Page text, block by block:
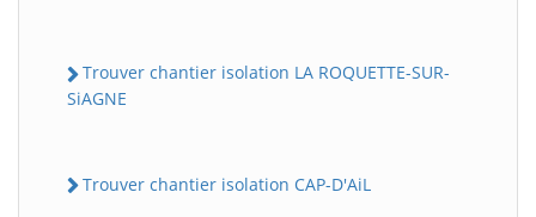
Trouver chantier isolation LA ROQUETTE-SUR-
SiAGNE
Trouver chantier isolation CAP-D'AiL